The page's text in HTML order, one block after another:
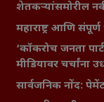
शेतकऱ्यांसमोरील
महाराष्ट्र आणि
‘कॉकरोच जनता
मीडियावर चर्चांना
सार्वजनिक नोंद: